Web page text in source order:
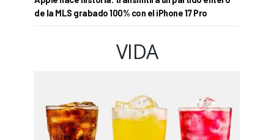
de la MLS grabado 100% con el iPhone 17 Pro
VIDA